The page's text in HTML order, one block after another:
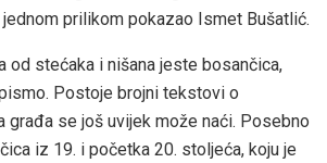
jednom prilikom pokazao Ismet Bušatlić.
od stećaka i nišana jeste bosančica,
Postoje brojni tekstovi o
građa se još uvijek može naći. Posebno
iz 19. i početka 20. stoljeća, koju je